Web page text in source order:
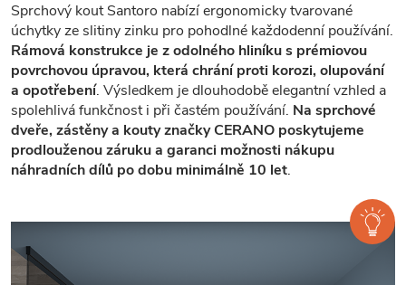
Sprchový kout Santoro nabízí ergonomicky tvarované
úchytky ze slitiny zinku pro pohodlné každodenní používání.
Rámová konstrukce je z odolného hliníku s prémiovou
povrchovou úpravou, která chrání proti korozi, olupování
a opotřebení. Výsledkem je dlouhodobě elegantní vzhled a
spolehlivá funkčnost i při častém používání. Na sprchové
dveře, zástěny a kouty značky CERANO poskytujeme
prodlouženou záruku a garanci možnosti nákupu
náhradních dílů po dobu minimálně 10 let.